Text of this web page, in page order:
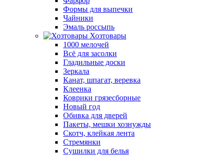
Формы для выпечки
Чайники
Эмаль россыпь
Хозтовары
1000 мелочей
Всё для засолки
Гладильные доски
Зеркала
Канат, шпагат, веревка
Клеенка
Коврики грязесборные
Новый год
Обивка для дверей
Пакеты, мешки хознужды
Скотч, клейкая лента
Стремянки
Сушилки для белья